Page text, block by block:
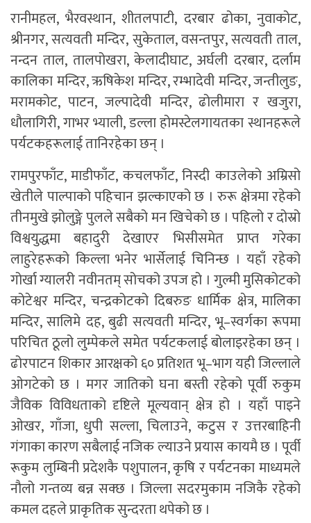
रानीमहल, भैरवस्थान, शीतलपाटी, दरबार ढोका, नुवाकोट,
श्रीनगर, सत्यवती मन्दिर, सुकेताल, वसन्तपुर, सत्यवती ताल,
नन्दन ताल, तालपोखरा, केलादीघाट, अर्घली दरबार, दर्लाम
कालिका मन्दिर, ऋषिकेश मन्दिर, रम्भादेवी मन्दिर, जन्तीलुङ,
मरामकोट, पाटन, जल्पादेवी मन्दिर, ढोलीमारा र खजुरा,
धौलागिरी, गाभर भ्याली, डल्ला होमस्टेलगायतका स्थानहरूले
पर्यटकहरूलाई तानिरहेका छन् ।
रामपुरफाँट, माडीफाँट, कचलफाँट, निस्दी काउलेको अम्रिसो
खेतीले पाल्पाको पहिचान झल्काएको छ । रुरू क्षेत्रमा रहेको
तीनमुखे झोलुङ्गे पुलले सबैको मन खिचेको छ । पहिलो र दोस्रो
विश्वयुद्धमा बहादुरी देखाएर भिसीसमेत प्राप्त गरेका
लाहुरेहरूको किल्ला भनेर भार्सेलाई चिनिन्छ । यहाँ रहेको
गोर्खा ग्यालरी नवीनतम् सोचको उपज हो । गुल्मी मुसिकोटको
कोटेश्वर मन्दिर, चन्द्रकोटको दिबरुङ धार्मिक क्षेत्र, मालिका
मन्दिर, सालिमे दह, बुढी सत्यवती मन्दिर, भू–स्वर्गका रूपमा
परिचित ठूलो लुम्पेकले समेत पर्यटकलाई बोलाइरहेका छन् ।
ढोरपाटन शिकार आरक्षको ६० प्रतिशत भू–भाग यही जिल्लाले
ओगटेको छ । मगर जातिको घना बस्ती रहेको पूर्वी रुकुम
जैविक विविधताको दृष्टिले मूल्यवान् क्षेत्र हो । यहाँ पाइने
ओखर, गाँजा, धुपी सल्ला, चिलाउने, कटुस र उत्तरबाहिनी
गंगाका कारण सबैलाई नजिक ल्याउने प्रयास कायमै छ । पूर्वी
रूकुम लुम्बिनी प्रदेशकै पशुपालन, कृषि र पर्यटनका माध्यमले
नौलो गन्तव्य बन्न सक्छ । जिल्ला सदरमुकाम नजिकै रहेको
कमल दहले प्राकृतिक सुन्दरता थपेको छ ।